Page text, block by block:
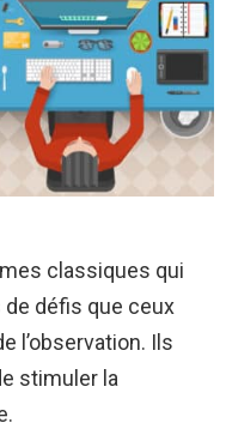
classiques qui
défis que ceux
l’observation. Ils
stimuler la